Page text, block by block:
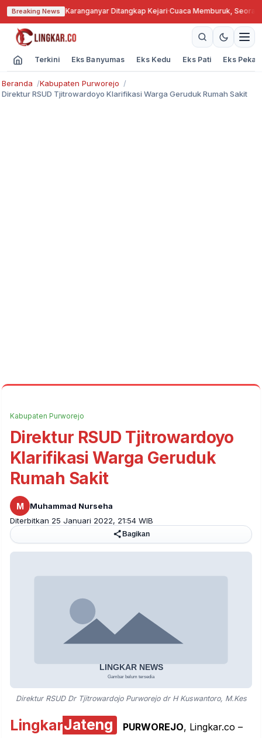
Breaking News
Kades Karanganyar Ditangkap Kejari·Cuaca Memburuk, Seorang
Terkini Eks Banyumas Eks Kedu Eks Pati Eks
Beranda
Kabupaten Purworejo
Direktur RSUD Tjitrowardoyo Klarifikasi Warga Geruduk Rumah Sakit
Kabupaten Purworejo
Direktur RSUD Tjitrowardoyo
Klarifikasi Warga Geruduk
Rumah Sakit
M
Muhammad Nurseha
Diterbitkan 25 Januari 2022, 21:54 WIB
Bagikan
Direktur RSUD Dr Tjitrowardojo Purworejo dr H Kuswantoro, M.Kes
LingkarJateng PURWOREJO, Lingkar.co –